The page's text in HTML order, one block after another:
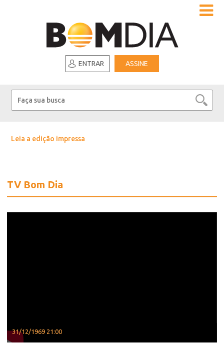
ENTRAR ASSINE
Leia a edição impressa
TV Bom Dia
31/12/1969 21:00